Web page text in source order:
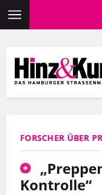
Inhalt
FORSCHER ÜBER
Kontrolle“